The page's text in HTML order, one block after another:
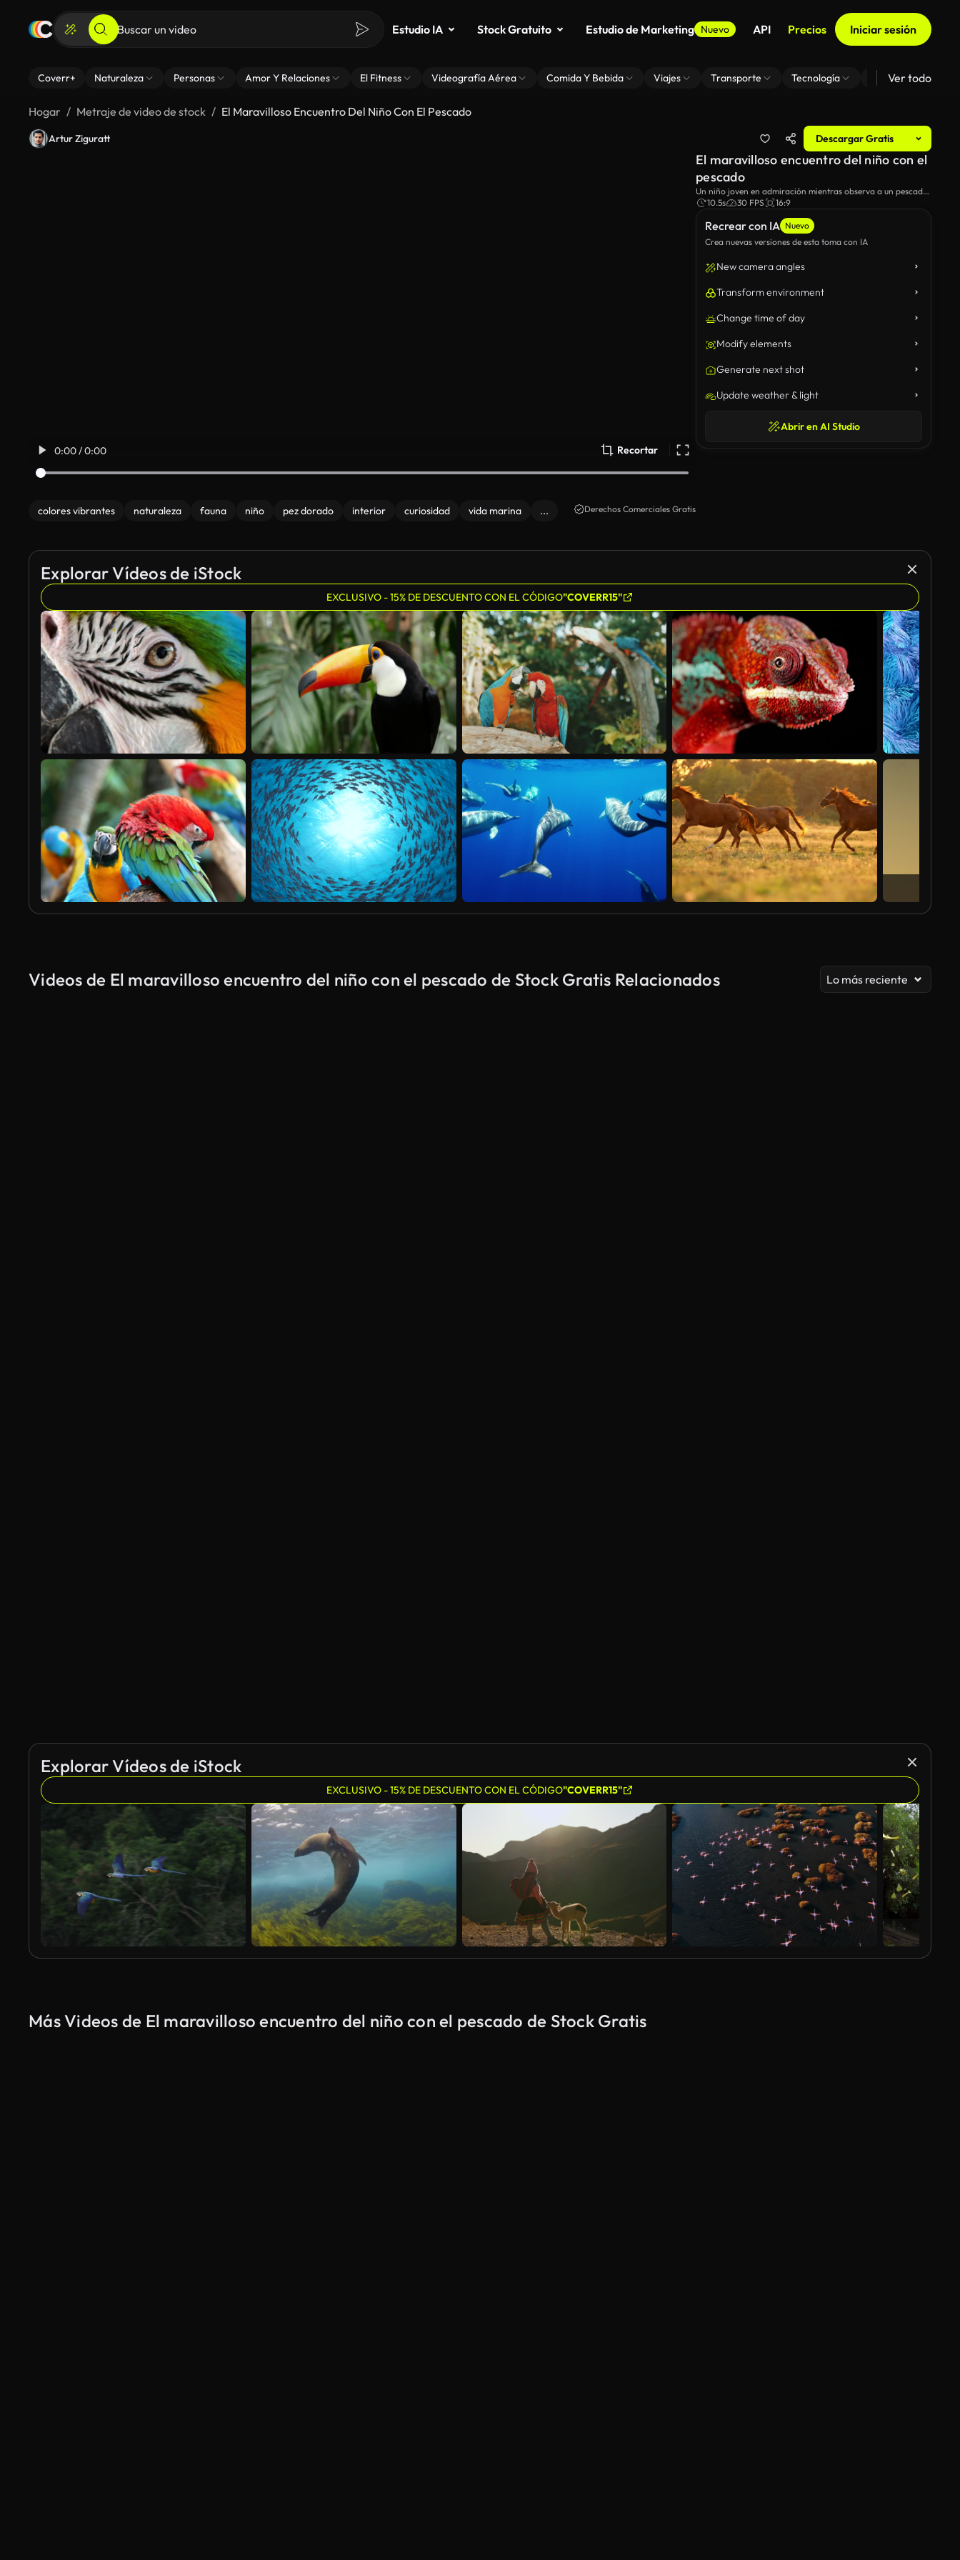
Estudio IA Stock Gratuito Estudio de Marketing Nuevo API Precios Iniciar sesión
Coverr+ Naturaleza Personas Amor Y Relaciones El Fitness Videografía Aérea Comida Y Bebida Viajes Transporte Tecnología Zoom De Fondo
Ver todo
Hogar Metraje de video de stock El Maravilloso Encuentro Del Niño Con El Pescado
Artur Ziguratt Descargar Gratis
0:00 / 0:00 Recortar
colores vibrantes naturaleza fauna niño pez dorado interior curiosidad vida marina ... Derechos Comerciales Gratis
Recrear con IA Nuevo
Crea nuevas versiones de esta toma con IA
New camera angles
Transform environment
Change time of day
Modify elements
Generate next shot
Update weather & light
Abrir en AI Studio
El maravilloso encuentro del niño con el
pescado
Un niño joven en admiración mientras observa a un pescado
dorado vibrante en un acuario submarino.
10.5s 30 FPS 16:9
Explorar Vídeos de iStock
EXCLUSIVO - 15% DE DESCUENTO CON EL CÓDIGO"COVERR15"
Videos de El maravilloso encuentro del niño con el pescado de Stock Gratis Relacionados Lo más reciente
Explorar Vídeos de iStock
EXCLUSIVO - 15% DE DESCUENTO CON EL CÓDIGO"COVERR15"
Más Videos de El maravilloso encuentro del niño con el pescado de Stock Gratis